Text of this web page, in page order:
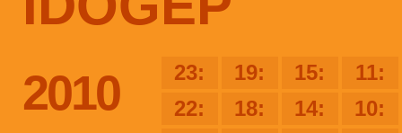
2010
23: 19: 15:
11:
22:
18: 14:
10: